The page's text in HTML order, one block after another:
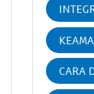
CARA